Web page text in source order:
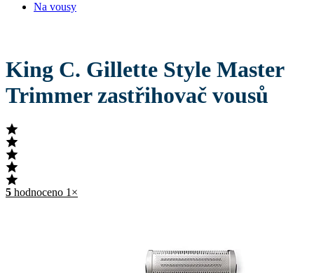
Na vousy
King C. Gillette Style Master
Trimmer zastřihovač vousů
5 hodnoceno 1×